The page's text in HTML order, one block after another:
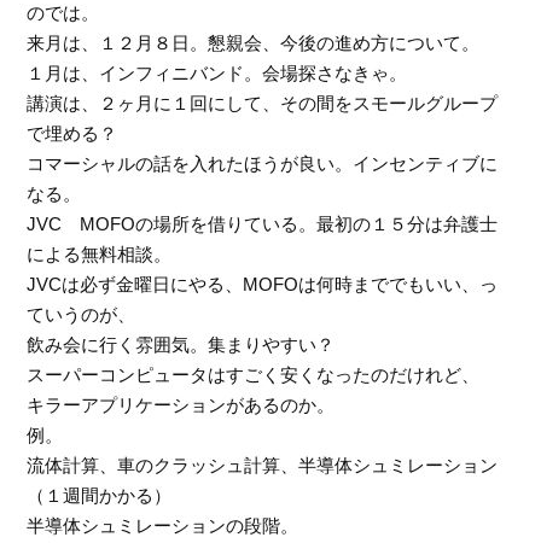
のでは。
来月は、１２月８日。懇親会、今後の進め方について。
１月は、インフィニバンド。会場探さなきゃ。
講演は、２ヶ月に１回にして、その間をスモールグループ
で埋める？
コマーシャルの話を入れたほうが良い。インセンティブに
なる。
JVC MOFOの場所を借りている。最初の１５分は弁護士
による無料相談。
JVCは必ず金曜日にやる、MOFOは何時まででもいい、っ
ていうのが、
飲み会に行く雰囲気。集まりやすい？
スーパーコンピュータはすごく安くなったのだけれど、
キラーアプリケーションがあるのか。
例。
流体計算、車のクラッシュ計算、半導体シュミレーション
（１週間かかる）
半導体シュミレーションの段階。